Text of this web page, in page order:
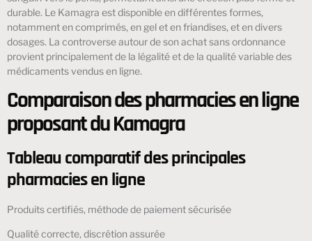
durable. Le Kamagra est disponible en différentes formes,
notamment en comprimés, en gel et en friandises, et en divers
dosages. La controverse autour de son achat sans ordonnance
provient principalement de la légalité et de la qualité variable des
médicaments vendus en ligne.
Comparaison des pharmacies en ligne
proposant du Kamagra
Tableau comparatif des principales
pharmacies en ligne
Produits certifiés, méthode de paiement sécurisée
Qualité correcte, discrétion assurée